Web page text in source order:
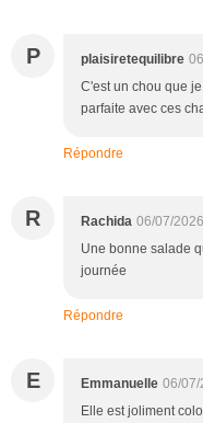
P plaisiretequilibre
C'est un chou que
parfaite avec ces
Répondre
R Rachida 06/07/
Une bonne salade
journée
Répondre
E Emmanuelle 06/07/
Elle est joliment